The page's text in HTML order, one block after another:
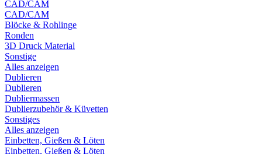
CAD/CAM
CAD/CAM
Blöcke & Rohlinge
Ronden
3D Druck Material
Sonstige
Alles anzeigen
Dublieren
Dublieren
Dubliermassen
Dublierzubehör & Küvetten
Sonstiges
Alles anzeigen
Einbetten, Gießen & Löten
Einbetten, Gießen & Löten